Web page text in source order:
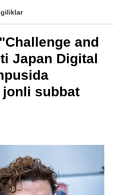
and
Japan Digital
subbat